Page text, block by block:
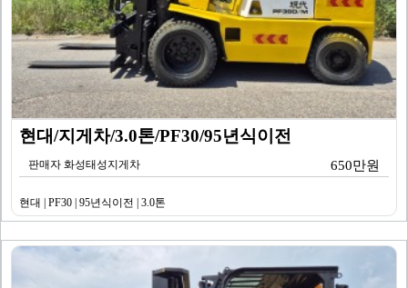
현대/지게차/3.0톤/PF30/95년식이전
판매자 화성태성지게차 650만원
현대 | PF30 | 95년식이전 | 3.0톤